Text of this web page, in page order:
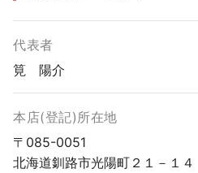
代表者
筧 陽介
本店(登記)所在地
〒085-0051
北海道釧路市光陽町２１－１４